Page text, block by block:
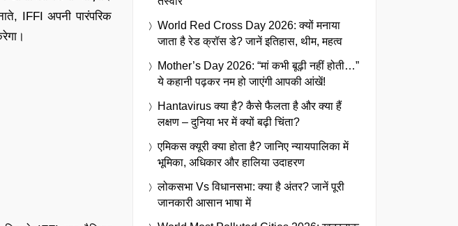
IFFI अपनी पारंपरिक
World Red Cross Day 2026: क्यों मनाया
जाता है रेड क्रॉस डे? जानें इतिहास, थीम, महत्व
Mother’s Day 2026: “मां कभी बूढ़ी नहीं होती…”
ये कहानी पढ़कर नम हो जाएंगी आपकी आंखें!
Hantavirus क्या है? कैसे फैलता है और क्या हैं
लक्षण – दुनिया भर में क्यों बढ़ी चिंता?
एमिकस क्यूरी क्या होता है? जानिए न्यायपालिका में
भूमिका, अधिकार और हालिया उदाहरण
लोकसभा Vs विधानसभा: क्या है अंतर? जानें पूरी
जानकारी आसान भाषा में